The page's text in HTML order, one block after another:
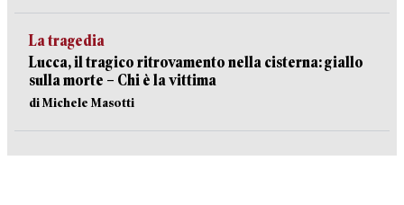
La tragedia
Lucca, il tragico ritrovamento nella cisterna: giallo
sulla morte – Chi è la vittima
di Michele Masotti